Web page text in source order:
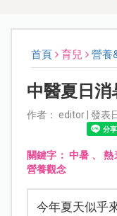
首頁 育兒 營養
中醫夏日消
作者： editor | 發表
關鍵字：中暑 、熱
營養觀念
今年夏天似乎